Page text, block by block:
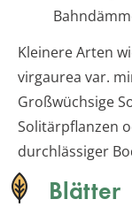
Kleinere Arten
virgaurea var.
Großwüchsige
Solitärpflanzen
durchlässiger
Blätter